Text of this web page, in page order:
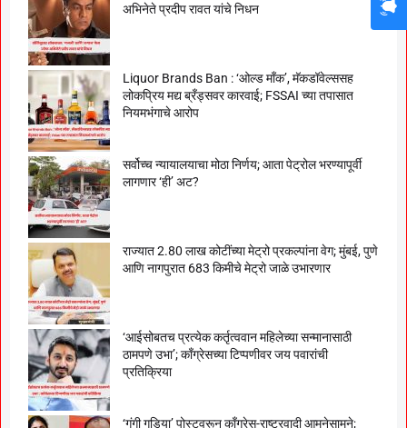
अभिनेते प्रदीप रावत यांचे निधन
Liquor Brands Ban : ‘ओल्ड मॉंक’, मॅकडॉवेल्ससह
लोकप्रिय मद्य ब्रँड्सवर कारवाई; FSSAI च्या तपासात
नियमभंगाचे आरोप
सर्वोच्च न्यायालयाचा मोठा निर्णय; आता पेट्रोल भरण्यापूर्वी
लागणार ‘ही’ अट?
राज्यात 2.80 लाख कोटींच्या मेट्रो प्रकल्पांना वेग; मुंबई, पुणे
आणि नागपुरात 683 किमीचे मेट्रो जाळे उभारणार
‘आईसोबतच प्रत्येक कर्तृत्ववान महिलेच्या सन्मानासाठी
ठामपणे उभा’; काँग्रेसच्या टिप्पणीवर जय पवारांची
प्रतिक्रिया
‘गुंगी गुडिया’ पोस्टवरून काँग्रेस-राष्ट्रवादी आमनेसामने;